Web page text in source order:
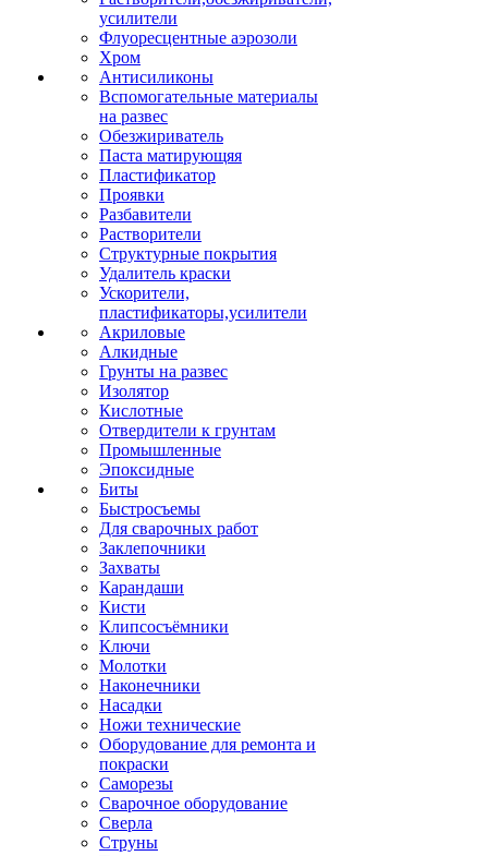
усилители
Флуоресцентные аэрозоли
Хром
Антисиликоны
Вспомогательные материалы
на развес
Обезжириватель
Паста матирующяя
Пластификатор
Проявки
Разбавители
Растворители
Структурные покрытия
Удалитель краски
Ускорители,
пластификаторы,усилители
Акриловые
Алкидные
Грунты на развес
Изолятор
Кислотные
Отвердители к грунтам
Промышленные
Эпоксидные
Биты
Быстросъемы
Для сварочных работ
Заклепочники
Захваты
Карандаши
Кисти
Клипсосъёмники
Ключи
Молотки
Наконечники
Насадки
Ножи технические
Оборудование для ремонта и
покраски
Саморезы
Сварочное оборудование
Сверла
Струны